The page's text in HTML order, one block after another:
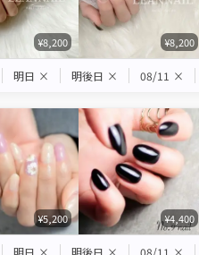
¥8,200 ¥8,200
明日 × 明後日 × 08/11 ×
¥5,200 ¥4,400